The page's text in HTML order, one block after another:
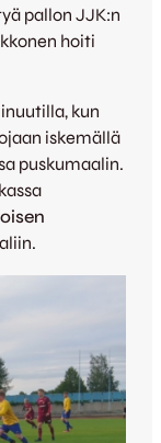
pallon JJK:n
hoiti
kun
iskemällä
puskumaalin.